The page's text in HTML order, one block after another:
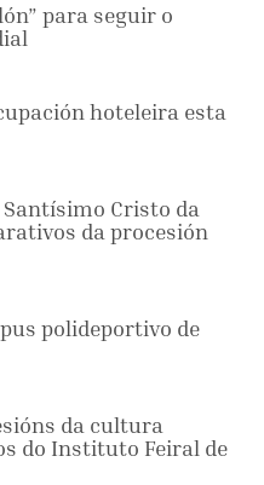
para seguir o
hoteleira esta
Cristo da
da procesión
polideportivo de
da cultura
do Instituto Feiral de